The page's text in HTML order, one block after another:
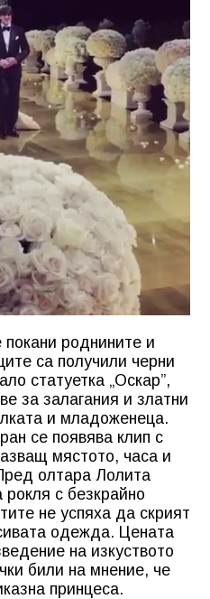
роднините и
са получили черни
статуетка „Оскар”,
за залагания и златни
и младоженеца.
се появява клип с
мястото, часа и
олтара Лолита
рокля с безкрайно
не успяха да скрият
одежда. Цената
на изкуството
били на мнение, че
принцеса.